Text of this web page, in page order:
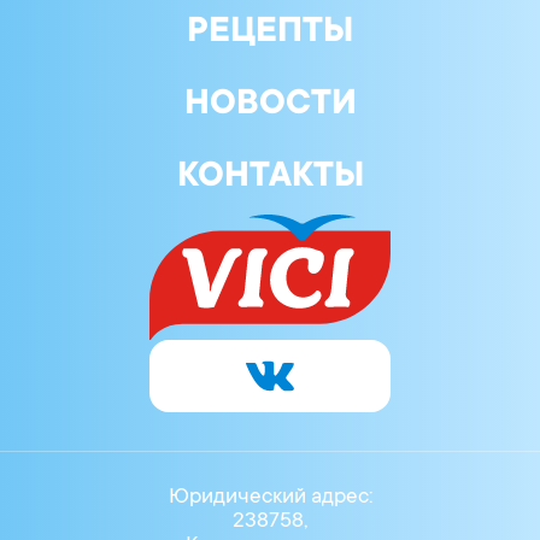
РЕЦЕПТЫ
НОВОСТИ
КОНТАКТЫ
Юридический адрес:
238758,